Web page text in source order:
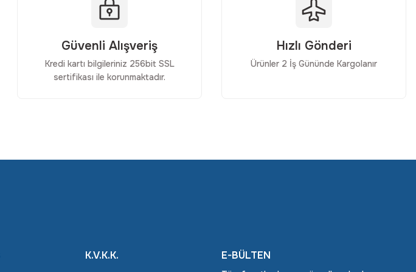
Güvenli Alışveriş
Kredi kartı bilgileriniz 256bit SSL
sertifikası ile korunmaktadır.
Hızlı Gönderi
Ürünler 2 İş Gününde Kargolanır
K.V.K.K. E-BÜLTEN